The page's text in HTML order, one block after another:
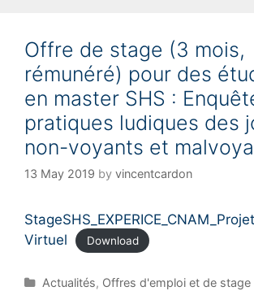
Offre de stage (3 mois,
rémunéré) pour des
en master SHS :
pratiques ludiques des
non-voyants et
13 May 2019 by vincentcardon
Virtuel
Download
C
Actualités, Offres d'emploi et de stage